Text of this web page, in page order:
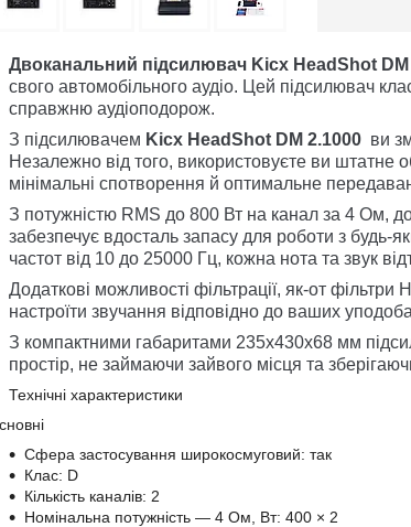
Двоканальний підсилювач Kicx HeadShot DM
свого автомобільного аудіо. Цей підсилювач
справжню аудіоподорож.
З підсилювачем Kicx HeadShot DM 2.1000 ви
Незалежно від того, використовуєте ви штатне
мінімальні спотворення й оптимальне
З потужністю RMS до 800 Вт на канал за 4 Ом,
забезпечує вдосталь запасу для роботи з
частот від 10 до 25000 Гц, кожна нота та звук
Додаткові можливості фільтрації, як-от
настроїти звучання відповідно до ваших
З компактними габаритами 235х430х68 мм
простір, не займаючи зайвого місця та
Технічні характеристики
Сфера застосування широкосмуговий: так
Клас: D
Кількість каналів: 2
Номінальна потужність — 4 Oм, Вт: 400 × 2